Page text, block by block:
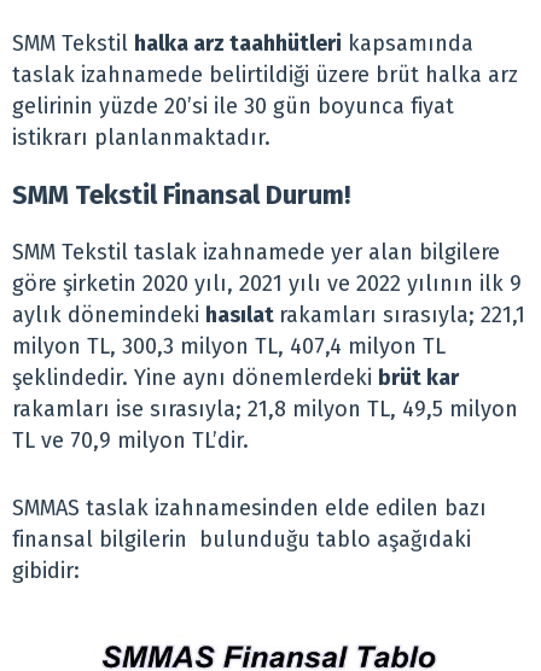
SMM Tekstil halka arz taahhütleri kapsamında
taslak izahnamede belirtildiği üzere brüt halka arz
gelirinin yüzde 20’si ile 30 gün boyunca fiyat
istikrarı planlanmaktadır.
SMM Tekstil Finansal Durum!
SMM Tekstil taslak izahnamede yer alan bilgilere
göre şirketin 2020 yılı, 2021 yılı ve 2022 yılının ilk 9
aylık dönemindeki hasılat rakamları sırasıyla; 221,1
milyon TL, 300,3 milyon TL, 407,4 milyon TL
şeklindedir. Yine aynı dönemlerdeki brüt kar
rakamları ise sırasıyla; 21,8 milyon TL, 49,5 milyon
TL ve 70,9 milyon TL’dir.
SMMAS taslak izahnamesinden elde edilen bazı
finansal bilgilerin bulunduğu tablo aşağıdaki
gibidir: